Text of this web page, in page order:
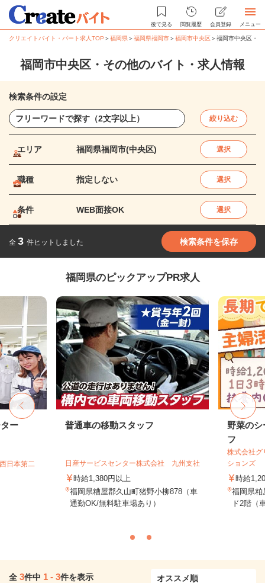
後で見る 閲覧履歴 会員登録 メニュー
クリエイトバイト・パート求人TOP ＞福岡県＞福岡県福岡市＞福岡市中央区＞福岡市中央区・
福岡市中央区・その他のバイト・求人情報
検索条件の設定
絞り込む
エリア 福岡県福岡市(中央区) 選択
職種 指定しない 選択
条件 WEB面接OK 選択
全 3 件ヒットしました 検索条件を保存
福岡県のピックアップPR求人
ー
日本第二
普通車の移動スタッフ
日産サービスセンター株式会社 九州支社
時給1,380円以上
福岡県糟屋郡久山町猪野小柳878（車
通勤OK/無料駐車場あり）
野菜の
フ
株式会社グ
ションズ
時給
福岡県粕
ド2階（
全 3件中 1 - 3件を表示